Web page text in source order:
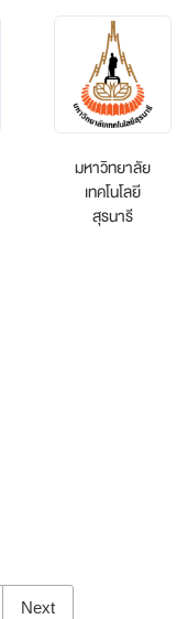
มหาวิทยาลัย
เทคโนโลยี
สุรนารี
Next